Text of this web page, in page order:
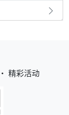
精彩活动